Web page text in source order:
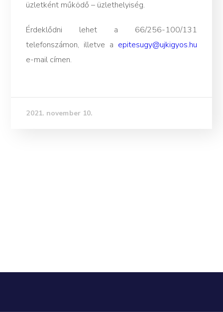
üzletként működő – üzlethelyiség.
Érdeklődni lehet a 66/256-100/131
telefonszámon, illetve a epitesugy@ujkigyos.hu
e-mail címen.
2021. november 10.